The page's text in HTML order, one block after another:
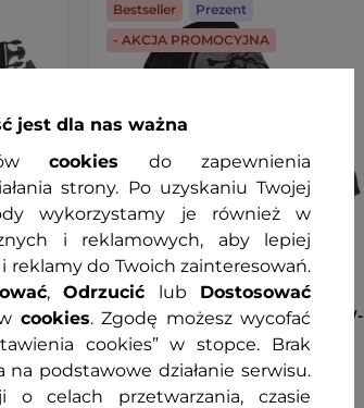
na
Męskie rękawice na chopper W-
TEC Black Heart Wipplar
PROMOCJA
Bestseller
Prezent
- AKCJA PROMOCYJNA
jest dla nas ważna
cookies do zapewnienia
strony. Po uzyskaniu Twojej
wykorzystamy je również w
i reklamowych, aby lepiej
reklamy do Twoich zainteresowań.
, Odrzucić lub Dostosować
cookies. Zgodę możesz wycofać
cookies” w stopce. Brak
na podstawowe działanie serwisu.
o celach przetwarzania, czasie